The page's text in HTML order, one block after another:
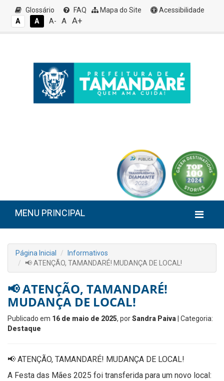
Glossário FAQ Mapa do Site
Acessibilidade
A
A A- A A+
MENU PRINCIPAL
Página Inicial
Informativos
📢 ATENÇÃO, TAMANDARÉ! MUDANÇA DE LOCAL!
📢 ATENÇÃO, TAMANDARÉ!
MUDANÇA DE LOCAL!
Publicado em 16 de maio de 2025, porSandra Paiva | Categoria:
Destaque
📢 ATENÇÃO, TAMANDARÉ! MUDANÇA DE LOCAL!
A Festa das Mães 2025 foi transferida para um novo local: